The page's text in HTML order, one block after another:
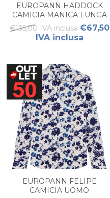
EUROPANN HADDOCK
CAMICIA MANICA LUNGA
UOMO
€135,00 IVA inclusa €67,50
IVA inclusa
EUROPANN FELIPE
CAMICIA UOMO